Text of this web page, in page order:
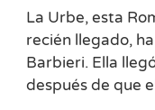
La Urbe, esta
recién llegado,
Barbieri. Ella
después de que